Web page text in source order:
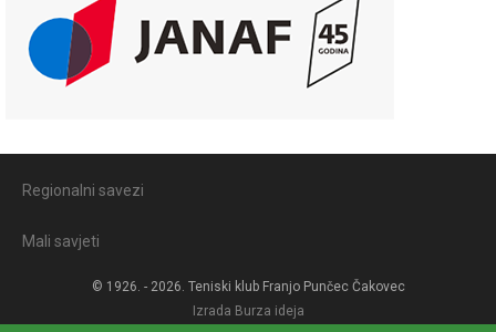
Regionalni savezi
Mali savjeti
© 1926. - 2026. Teniski klub Franjo Punčec Čakovec
Izrada Burza ideja